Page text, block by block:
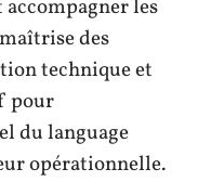
les
des
technique et
pour
du language
opérationnelle.